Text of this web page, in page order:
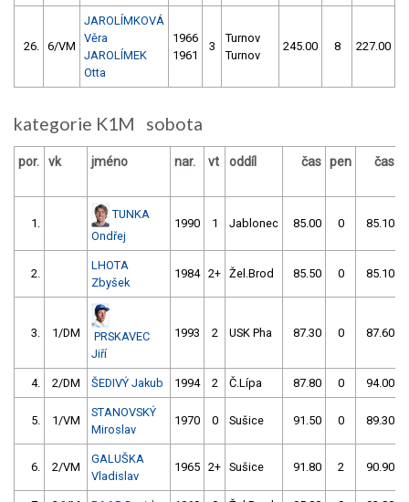
26. 6/VM
JAROLÍMKOVÁ
Věra
JAROLÍMEK
Otta
1966
1961
3
Turnov
Turnov
245.00 8 227.00
kategorie K1M sobota
por. vk jméno nar. vt oddíl čas pen čas
1.
TUNKA
Ondřej
1990 1 Jablonec 85.00 0 85.10
2.
LHOTA
Zbyšek
1984 2+ Žel.Brod 85.50 0 85.10
3. 1/DM
PRSKAVEC
Jiří
1993 2 USK Pha 87.30 0 87.60
4. 2/DM ŠEDIVÝ Jakub 1994 2 Č.Lípa 87.80 0 94.00
5. 1/VM
STANOVSKÝ
Miroslav
1970 0 Sušice 91.50 0 89.30
6. 2/VM
GALUŠKA
Vladislav
1965 2+ Sušice 91.80 2 90.90